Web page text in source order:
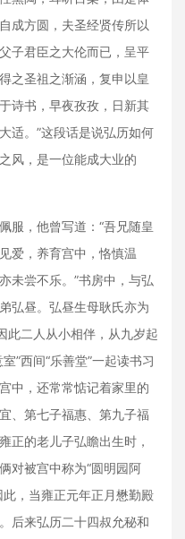
成方圆，夫圣经贤传所以
子君臣之大伦而已，呈平
之圣祖之渐涵，复申以皇
诗书，早夜孜孜，日新其
适。”这段话是说弘历如何
风，是一位能成大业的
，他曾写道：“吾兄随皇
爱，养育宫中，恪慎温
未尝不乐。”书房中，与弘
弘昼。弘昼生母耿氏亦为
此二人从小相伴，从九岁起
”西间“乐善堂”一起读书习
中，还常常惦记着家里的
、第七子福惠、第九子福
正的老儿子弘瞻出生时，
对被宫中称为“圆明园阿
，当雍正元年正月懋勤殿
后来弘历二十四叔允秘和